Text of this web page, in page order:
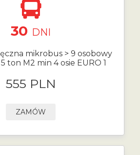
30 DNI
mikrobus > 9 osobowy
ton M2 min 4 osie EURO 1
555 PLN
ZAMÓW